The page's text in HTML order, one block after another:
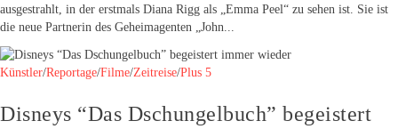
ausgestrahlt, in der erstmals Diana Rigg als „Emma Peel“ zu sehen ist. Sie ist
die neue Partnerin des Geheimagenten „John...
Künstler/Reportage/Filme/Zeitreise/Plus 5
Disneys “Das Dschungelbuch” begeistert